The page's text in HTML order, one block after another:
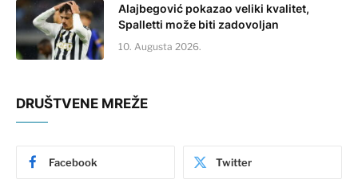
Alajbegović pokazao veliki kvalitet,
Spalletti može biti zadovoljan
10. Augusta 2026.
DRUŠTVENE MREŽE
Facebook Twitter